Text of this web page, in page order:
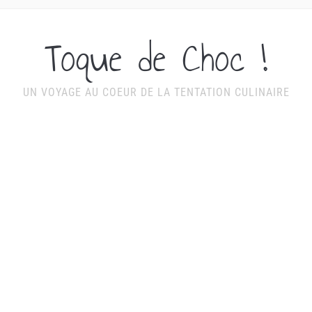
Toque de Choc !
UN VOYAGE AU COEUR DE LA TENTATION CULINAIRE